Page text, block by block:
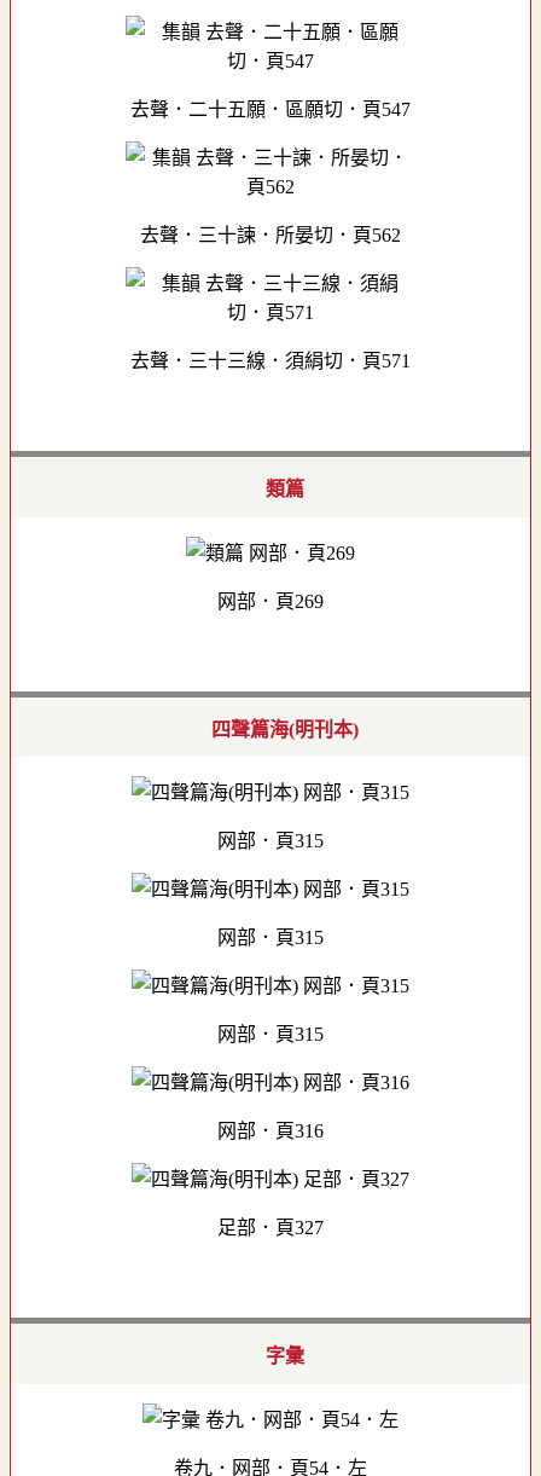
去聲．二十五願．區願切．頁547
去聲．三十諫．所晏切．頁562
去聲．三十三線．須絹切．頁571
類篇
网部．頁269
四聲篇海(明刊本)
网部．頁315
网部．頁315
网部．頁315
网部．頁316
足部．頁327
字彙
卷九．网部．頁54．左